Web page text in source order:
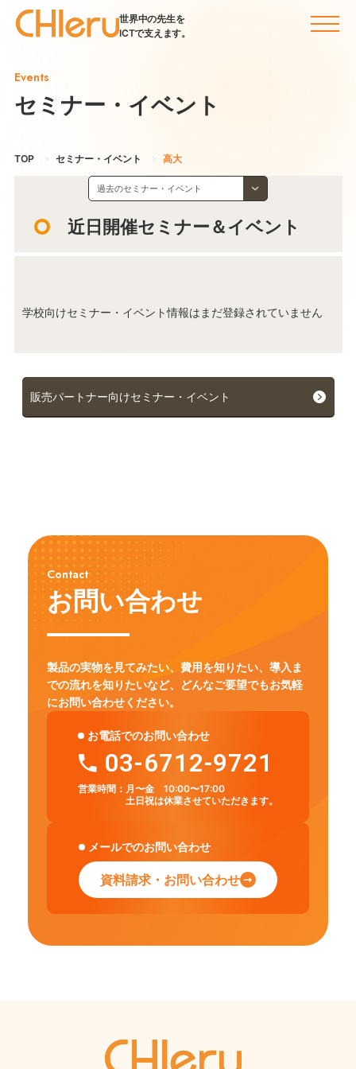
世界中の先生を
ICTで支えます。
Events
セミナー・イベント
TOP セミナー・イベント 高大
近日開催セミナー＆イベント
学校向けセミナー・イベント情報はまだ登録されていません
販売パートナー向けセミナー・イベント
Contact
お問い合わせ
製品の実物を見てみたい、費用を知りたい、導入ま
での流れを知りたいなど、
どんなご要望でもお気軽
にお問い合わせください。
お電話でのお問い合わせ
03-6712-9721
営業時間： 月〜金 10:00〜17:00
土日祝は休業させていただきます。
メールでのお問い合わせ
資料請求・お問い合わせ